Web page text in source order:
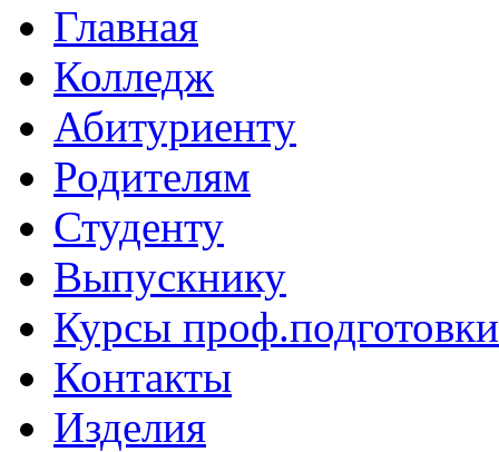
Главная
Колледж
Абитуриенту
Родителям
Студенту
Выпускнику
Курсы проф.подготовки
Контакты
Изделия